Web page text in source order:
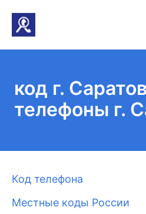
код г.
телефоны г.
Код телефона
Местные коды России